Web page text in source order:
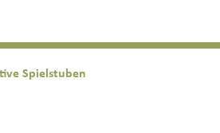
Spielstuben